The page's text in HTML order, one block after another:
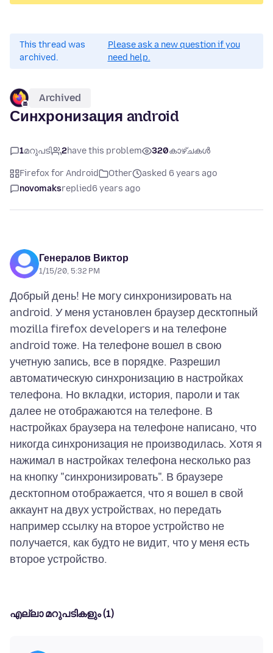
This thread was
archived.
Please ask a new question if you
need help.
Archived
Синхронизация android
1മറുപടി 2have this problem 320കാഴ്ചകൾ
Firefox for Android Other
asked 6 years ago
novomaksreplied6 years ago
Генералов Виктор
1/15/20, 5:32 PM
Добрый день! Не могу синхронизировать на
android. У меня установлен браузер десктопный
mozilla firefox developers и на телефоне
android тоже. На телефоне вошел в свою
учетную запись, все в порядке. Разрешил
автоматическую синхронизацию в настройках
телефона. Но вкладки, история, пароли и так
далее не отображаются на телефоне. В
настройках браузера на телефоне написано, что
никогда синхронизация не производилась. Хотя я
нажимал в настройках телефона несколько раз
на кнопку "синхронизировать". В браузере
десктопном отображается, что я вошел в свой
аккаунт на двух устройствах, но передать
например ссылку на второе устройство не
получается, как будто не видит, что у меня есть
എല്ലാ മറുപടികളും (1)